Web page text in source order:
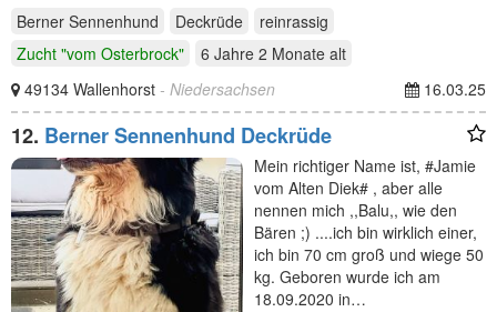
Berner Sennenhund Deckrüde
reinrassig
Zucht "vom Osterbrock"
6 Jahre 2 Monate alt
49134 Wallenhorst - Niedersachsen 16.03.25
12. Berner Sennenhund Deckrüde
Mein richtiger Name ist, #Jamie
vom Alten Diek# , aber alle
nennen mich ,,Balu,, wie den
Bären ;) ....ich bin wirklich einer,
ich bin 70 cm groß und wiege 50
kg. Geboren wurde ich am
18.09.2020 in…